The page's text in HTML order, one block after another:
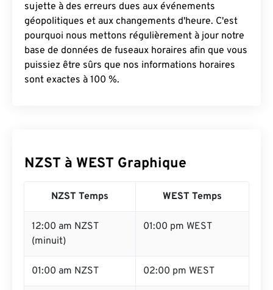
sujette à des erreurs dues aux événements
géopolitiques et aux changements d'heure. C'est
pourquoi nous mettons régulièrement à jour notre
base de données de fuseaux horaires afin que vous
puissiez être sûrs que nos informations horaires
sont exactes à 100 %.
NZST à WEST Graphique
NZST Temps WEST Temps
12:00 am NZST
(minuit)
01:00 pm WEST
01:00 am NZST 02:00 pm WEST